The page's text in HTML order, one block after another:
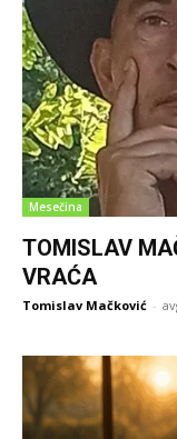
Mesečina
TOMISLAV
VRAĆA
Tomislav Mačković -